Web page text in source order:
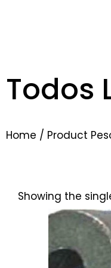
Todos
Home / Product
Showing the